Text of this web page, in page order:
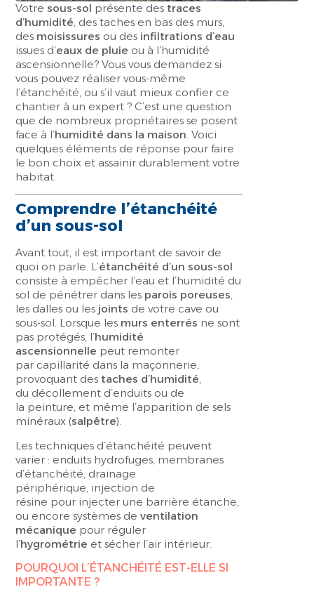
Votresous-sol présente des traces
d’humidité , des taches en bas des murs,
des moisissures ou des infiltrations d’eau
issues d’eaux de pluie ou à l’humidité
ascensionnelle? Vous vous demandez si
vous pouvez réaliser vous-même
l’étanchéité, ou s’il vaut mieux confier ce
chantier à un expert ? C’est une question
que de nombreux propriétaires se posent
face à l’humidité dans la maison . Voici
quelques éléments de réponse pour faire
le bon choix et assainir durablement votre
habitat.
Comprendre l’étanchéité
d’un sous-sol
Avant tout, il est important de savoir de
quoi on parle. L’étanchéité d’un sous-sol
consiste à empêcher l’eau et l’humidité du
sol de pénétrer dans les parois poreuses,
les dalles ou les joints de votre cave ou
sous-sol. Lorsque les murs enterrés ne sont
pas protégés, l’humidité
ascensionnelle peut remonter
par capillarité dans la maçonnerie,
provoquant des taches d’humidité,
du décollement d’enduits ou de
la peinture, et même l’apparition de sels
minéraux (salpêtre).
Les techniques d’étanchéité peuvent
varier : enduits hydrofuges, membranes
d’étanchéité, drainage
périphérique, injection de
résine pour injecter une barrière étanche,
ou encore systèmes deventilation
mécanique pour réguler
l’hygrométrie et sécher l’air intérieur.
POURQUOI L’ÉTANCHÉITÉ EST-ELLE SI
IMPORTANTE ?